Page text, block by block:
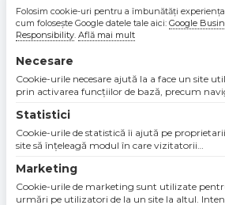
© 2026 Bebe Nou Online
Toate preturile sunt exprimate in lei
sunt valabile in limita stocului
Folosim cookie-uri pentru a îmbunătăți experiența
cum folosește Google datele tale aici: Google
Responsibility. Află mai mult
Necesare
Cookie-urile necesare ajută la a face un site
prin activarea funcţiilor de bază, precum
Site-ul nu poate funcţiona corespunzător fără
cookie-uri.
Statistici
Cookie-urile de statistică îi ajută pe
site să înţeleagă modul în care vizitatorii
raportarea informaţiilor în mod anonim.
Marketing
Cookie-urile de marketing sunt utilizate
urmări pe utilizatori de la un site la altul.